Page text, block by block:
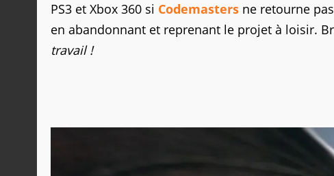
PS3 et Xbox 360 si Codemasters ne retourne
en abandonnant et reprenant le projet à loisir.
travail !